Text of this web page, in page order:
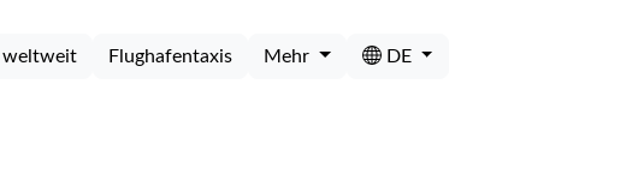
weltweit Flughafentaxis Mehr DE